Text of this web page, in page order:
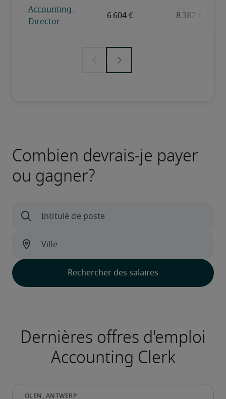
Combien devrais-je payer
ou gagner?